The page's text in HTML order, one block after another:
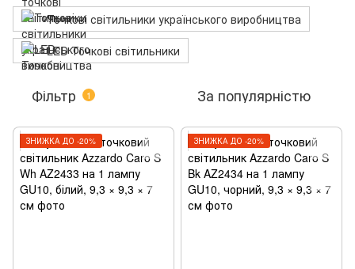
Точкові світильники українського виробництва
LED Точкові світильники
Фільтр 1 За популярністю
ЗНИЖКА ДО -20% ЗНИЖКА ДО -20%